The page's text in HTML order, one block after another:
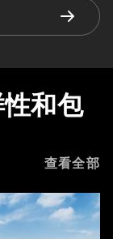
和包
查看全部